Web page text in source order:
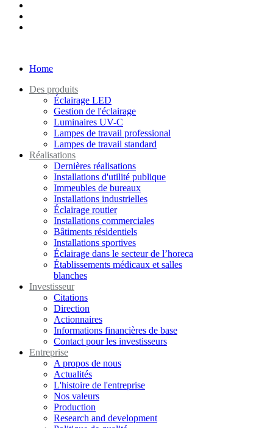
Home
Des produits
Éclairage LED
Gestion de l'éclairage
Luminaires UV-C
Lampes de travail professional
Lampes de travail standard
Réalisations
Dernières réalisations
Installations d'utilité publique
Immeubles de bureaux
Installations industrielles
Éclairage routier
Installations commerciales
Bâtiments résidentiels
Installations sportives
Éclairage dans le secteur de l’horeca
Établissements médicaux et salles
blanches
Investisseur
Citations
Direction
Actionnaires
Informations financières de base
Contact pour les investisseurs
Entreprise
A propos de nous
Actualités
L'histoire de l'entreprise
Nos valeurs
Production
Research and development